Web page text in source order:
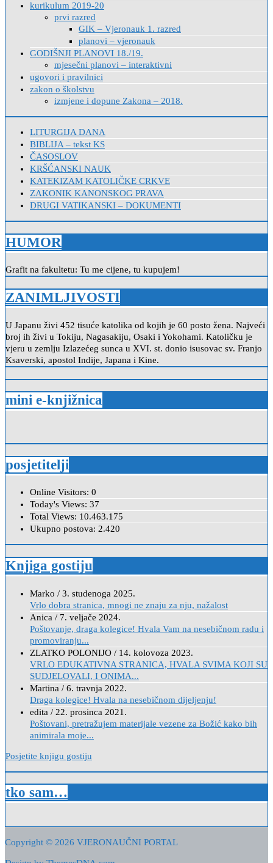
kurikulum 2019-20
prvi razred
GIK – Vjeronauk 1. razred
planovi – vjeronauk
GODIŠNJI PLANOVI 18./19.
mjesečni planovi – interaktivni
ugovori i pravilnici
zakon o školstvu
izmjene i dopune Zakona – 2018.
LITURGIJA DANA
BIBLIJA – tekst KS
ČASOSLOV
KRŠĆANSKI NAUK
KATEKIZAM KATOLIČKE CRKVE
ZAKONIK KANONSKOG PRAVA
DRUGI VATIKANSKI – DOKUMENTI
HUMOR
Grafit na fakultetu: Tu me cijene, tu kupujem!
ZANIMLJIVOSTI
U Japanu živi 452 tisuće katolika od kojih je 60 posto žena. Najveći
broj ih živi u Tokiju, Nagasakiju, Osaki i Yokohami. Katoličku je
vjeru u zemlju Izlazećeg sunca u XVI. st. donio isusovac sv. Franjo
Ksaverski, apostol Indije, Japana i Kine.
mini e-knjižnica
posjetitelji
Online Visitors: 0
Today's Views: 37
Total Views: 10.463.175
Ukupno postova: 2.420
Knjiga gostiju
Marko / 3. studenoga 2025.
Vrlo dobra stranica, mnogi ne znaju za nju, nažalost
Anica / 7. veljače 2024.
Poštovanje, draga kolegice! Hvala Vam na nesebičnom radu i
promoviranju...
ZLATKO POLONIJO / 14. kolovoza 2023.
VRLO EDUKATIVNA STRANICA, HVALA SVIMA KOJI SU
SUDJELOVALI, I ONIMA...
Martina / 6. travnja 2022.
Draga kolegice! Hvala na nesebičnom dijeljenju!
edita / 22. prosinca 2021.
Poštovani, pretražujem materijale vezene za Božić kako bih
animirala moje...
Posjetite knjigu gostiju
tko sam…
Copyright © 2026 VJERONAUČNI PORTAL